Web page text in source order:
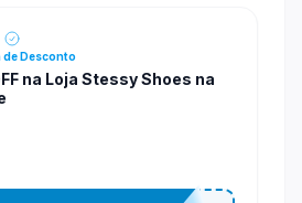
de Desconto
na Loja Stessy Shoes na